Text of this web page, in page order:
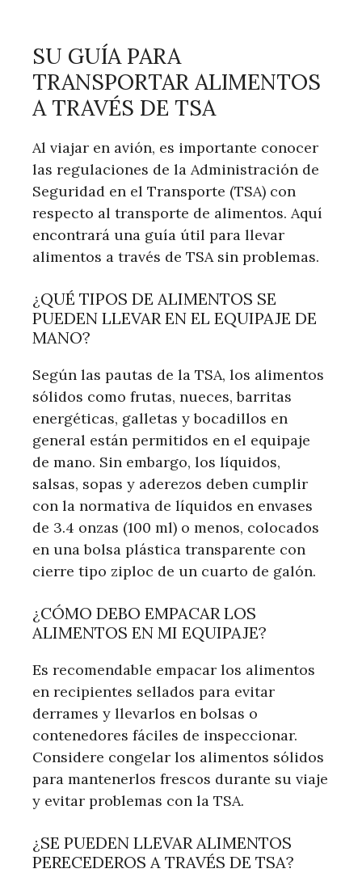
SU GUÍA PARA
TRANSPORTAR ALIMENTOS
A TRAVÉS DE TSA
Al viajar en avión, es importante conocer
las regulaciones de la Administración de
Seguridad en el Transporte (TSA) con
respecto al transporte de alimentos. Aquí
encontrará una guía útil para llevar
alimentos a través de TSA sin problemas.
¿QUÉ TIPOS DE ALIMENTOS SE
PUEDEN LLEVAR EN EL EQUIPAJE DE
MANO?
Según las pautas de la TSA, los alimentos
sólidos como frutas, nueces, barritas
energéticas, galletas y bocadillos en
general están permitidos en el equipaje
de mano. Sin embargo, los líquidos,
salsas, sopas y aderezos deben cumplir
con la normativa de líquidos en envases
de 3.4 onzas (100 ml) o menos, colocados
en una bolsa plástica transparente con
cierre tipo ziploc de un cuarto de galón.
¿CÓMO DEBO EMPACAR LOS
ALIMENTOS EN MI EQUIPAJE?
Es recomendable empacar los alimentos
en recipientes sellados para evitar
derrames y llevarlos en bolsas o
contenedores fáciles de inspeccionar.
Considere congelar los alimentos sólidos
para mantenerlos frescos durante su viaje
y evitar problemas con la TSA.
¿SE PUEDEN LLEVAR ALIMENTOS
PERECEDEROS A TRAVÉS DE TSA?